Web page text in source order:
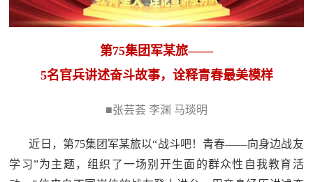
踪
热
踪
国
防
法
规
国
国
第75集团军某旅——
5名官兵讲述奋斗故事，诠释青春最美模样
■张芸荟 李渊 马琰明
近日，第75集团军某旅以“战斗吧！青春——向身边战友
学习”为主题，组织了一场别开生面的群众性自我教育活